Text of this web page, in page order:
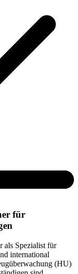
für
als Spezialist für
international
(HU)